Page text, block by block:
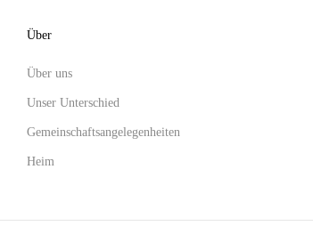
Über
Über uns
Unser Unterschied
Gemeinschaftsangelegenheiten
Heim